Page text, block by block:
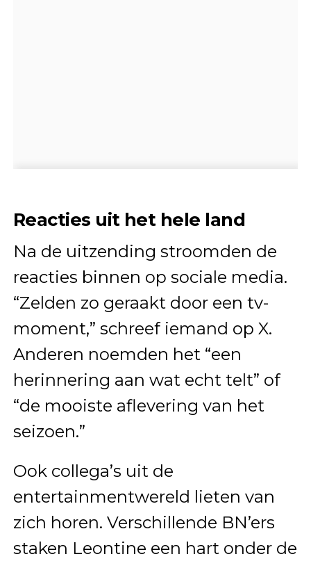
Reacties uit het hele land
Na de uitzending stroomden de
reacties binnen op sociale media.
“Zelden zo geraakt door een tv-
moment,” schreef iemand op X.
Anderen noemden het “een
herinnering aan wat echt telt” of
“de mooiste aflevering van het
seizoen.”
Ook collega’s uit de
entertainmentwereld lieten van
zich horen. Verschillende BN’ers
staken Leontine een hart onder de